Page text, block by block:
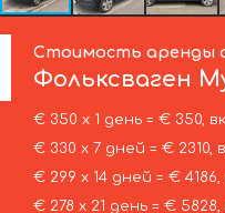
Стоимость аренды
Фольксваген
€ 350 х 1 день = € 350,
€ 330 х 7 дней = € 2310,
€ 299 х 14 дней = €
€ 278 х 21 день = €